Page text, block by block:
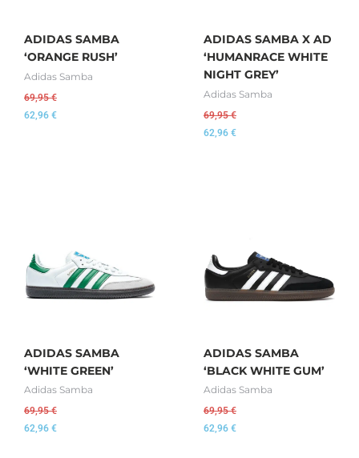
ADIDAS SAMBA
‘ORANGE RUSH’
Adidas Samba
69,95€
62,96 €
ADIDAS SAMBA X AD
‘HUMANRACE WHITE
NIGHT GREY’
Adidas Samba
69,95€
62,96 €
ADIDAS SAMBA
‘WHITE GREEN’
Adidas Samba
69,95€
62,96 €
ADIDAS SAMBA
‘BLACK WHITE GUM’
Adidas Samba
69,95€
62,96 €